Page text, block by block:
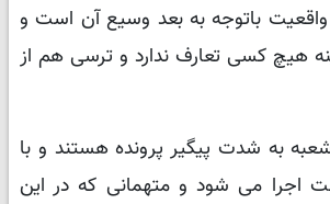
باتوجه به بعد وسیع آن است و
هیچ کسی تعارف ندارد و ترسی هم از
به شدت پیگیر پرونده هستند و با
اجرا می شود و متهمانی که در این